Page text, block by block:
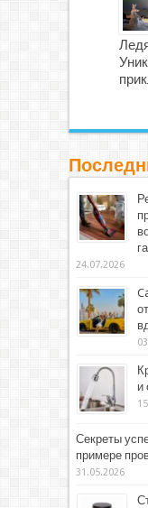
24.07.2026
и
Секреты
примере
31.05.2026